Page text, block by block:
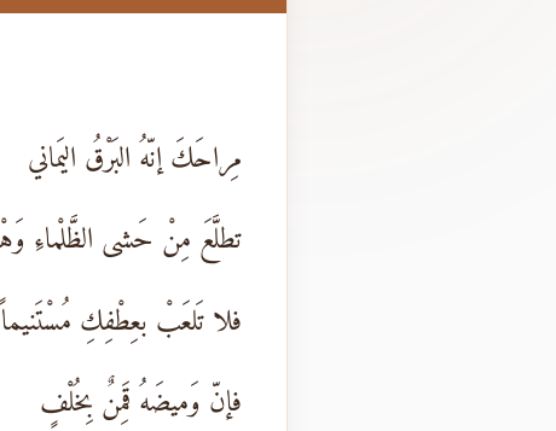
مِراحَكَ إنّهُ البَرْقُ اليَماني
تطلَّعَ مِنْ حَشى الظَّلْماءِ
فلا تَلعَبْ بعِطْفِكِ مُسْتَنيماً
فإنّ وَميضَهُ قَمِنٌ بِخُلْفٍ